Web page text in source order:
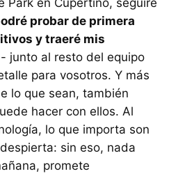
Park en Cupertino, seguiré
probar de primera
y traeré mis
- junto al resto del equipo
para vosotros. Y más
lo que sean, también
hacer con ellos. Al
lo que importa son
sin eso, nada
promete